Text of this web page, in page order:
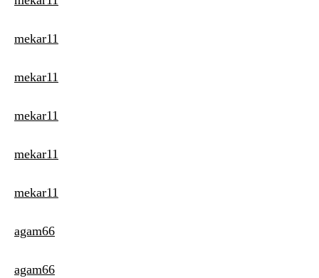
mekar11
mekar11
mekar11
mekar11
mekar11
agam66
agam66